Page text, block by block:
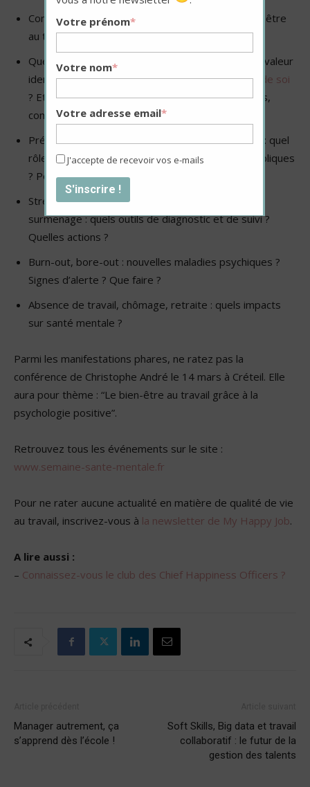
Comment promouvoir la santé mentale et le bien-être
au travail ?
Quels sont les bienfaits du travail : valeur sociale, valeur
identitaire, reconnaissance de la société,estime de soi
? Et qu’en est-il pour les activités non rémunérées,
comme le bénévolat ?
Prévention des risques psycho-sociaux au travail : quel
rôle pour les entreprises ? Pour les politiques publiques
? Pour les professionnels de santé ?
Stress, tensions, harcèlement, travail précaire,
surmenage : quels outils de diagnostic et de suivi ?
Quelles actions ?
Burn-out, bore-out : nouvelles maladies psychiques ?
Signes d’alerte ? Que faire ?
Absence de travail, chômage, retraite : quels impacts
sur santé mentale ?
Parmi les manifestations phares, ne ratez pas la
conférence de Christophe André le 14 mars à Créteil. Elle
aura pour thème : “Le bien-être au travail grâce à la
psychologie positive”.
Retrouvez tous les événements sur le site :
www.semaine-sante-mentale.fr
Pour ne rater aucune actualité en matière de qualité de vie
au travail, inscrivez-vous à la newsletter de My Happy Job.
A lire aussi :
– Connaissez-vous le club des Chief Happiness Officers ?
Manager autrement, ça
s’apprend dès l’école !
Soft Skills, Big data et travail
collaboratif : le futur de la
gestion des talents
Votre prénom*
Votre nom*
Votre adresse email*
J'accepte de recevoir vos e-mails